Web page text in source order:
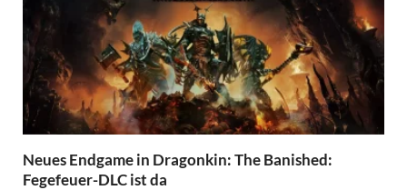
Neues Endgame in Dragonkin: The Banished:
Fegefeuer-DLC ist da